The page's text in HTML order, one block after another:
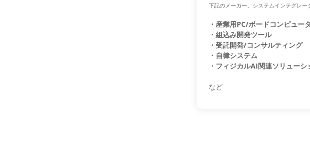
下記のメーカー、システムインテグレー
・産業用PC/ボードコンピュータ
・組込み開発ツール
・受託開発/コンサルティング
・自律システム
・フィジカルAI関連ソリューシ
など